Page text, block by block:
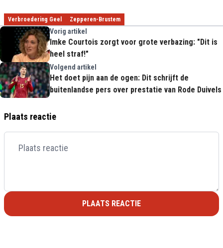
Verbroedering Geel Zepperen-Brustem
Vorig artikel
Imke Courtois zorgt voor grote verbazing: "Dit is
heel straf!"
Volgend artikel
Het doet pijn aan de ogen: Dit schrijft de
buitenlandse pers over prestatie van Rode Duivels
Plaats reactie
PLAATS REACTIE